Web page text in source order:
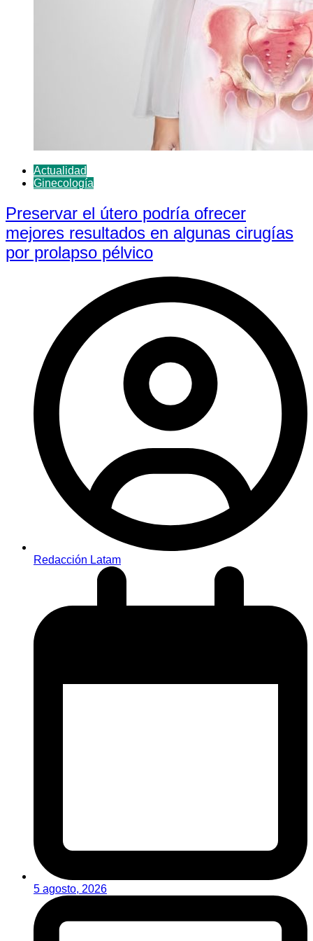
Actualidad
Ginecología
Preservar el útero podría ofrecer
mejores resultados en algunas cirugías
por prolapso pélvico
Redacción Latam
5 agosto, 2026